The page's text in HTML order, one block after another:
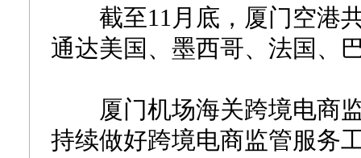
截至11月底，厦门空港共
通达美国、墨西哥、法国、
厦门机场海关跨境电商监
持续做好跨境电商监管服务